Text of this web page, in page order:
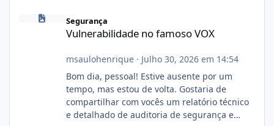
Segurança
Vulnerabilidade no famoso VOX
msaulohenrique· Julho 30, 2026 em 14:54
Bom dia, pessoal! Estive ausente por um
tempo, mas estou de volta. Gostaria de
compartilhar com vocês um relatório técnico
e detalhado de auditoria de segurança e